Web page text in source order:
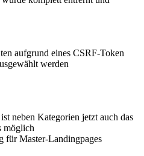
aufgrund eines CSRF-Token
werden
neben Kategorien jetzt auch das
möglich
für Master-Landingpages